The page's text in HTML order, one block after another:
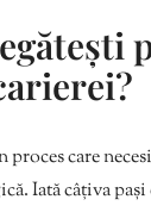
proces care
Iată câțiva